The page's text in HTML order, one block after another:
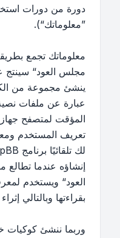
دورة من دورات
”معلوماتك“).
معلوماتك تجمع
ينشئ مجموعة من
عبارة عن ملفات
المؤقت لمتصفح
تعريف المستخدم
إنشاؤه عندما
العود“ ويستخدم
بقراءتها وبالتالي